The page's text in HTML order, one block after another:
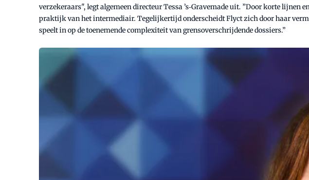
verzekeraars", legt algemeen directeur Tessa ’s‑Gravemade uit. ”Door korte
praktijk van het intermediair. Tegelijkertijd onderscheidt Flyct zich door haar
speelt in op de toenemende complexiteit van grensoverschrijdende dossiers.”